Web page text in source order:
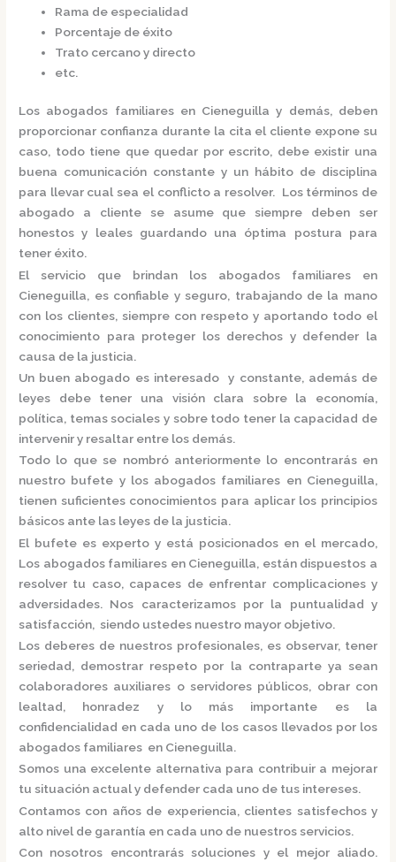
Rama de especialidad
Porcentaje de éxito
Trato cercano y directo
etc.
Los abogados familiares en Cieneguillay demás, deben
proporcionar confianza durante la cita el cliente expone su
caso, todo tiene que quedar por escrito, debe existir una
buena comunicación constante y un hábito de disciplina
para llevar cual sea el conflicto a resolver. Los términos de
abogado a cliente se asume que siempre deben ser
honestos y leales guardando una óptima postura para
tener éxito.
El servicio que brindan los abogados familiares en
Cieneguilla, es confiable y seguro, trabajando de la mano
con los clientes, siempre con respeto y aportando todo el
conocimiento para proteger los derechos y defender la
causa de la justicia.
Un buen abogado es interesado y constante, además de
leyes debe tener una visión clara sobre la economía,
política, temas sociales y sobre todo tener la capacidad de
intervenir y resaltar entre los demás.
Todo lo que se nombró anteriormente lo encontrarás en
nuestro bufete y los abogados familiares en Cieneguilla,
tienen suficientes conocimientos para aplicar los principios
básicos ante las leyes de la justicia.
El bufete es experto y está posicionados en el mercado,
Los abogados familiares en Cieneguilla, están dispuestos a
resolver tu caso, capaces de enfrentar complicaciones y
adversidades. Nos caracterizamos por la puntualidad y
satisfacción, siendo ustedes nuestro mayor objetivo.
Los deberes de nuestros profesionales, es observar, tener
seriedad, demostrar respeto por la contraparte ya sean
colaboradores auxiliares o servidores públicos, obrar con
lealtad, honradez y lo más importante es la
confidencialidad en cada uno de los casos llevados por los
abogados familiares en Cieneguilla.
Somos una excelente alternativa para contribuir a mejorar
tu situación actual y defender cada uno de tus intereses.
Contamos con años de experiencia, clientes satisfechos y
alto nivel de garantía en cada uno de nuestros servicios.
Con nosotros encontrarás soluciones y el mejor aliado.